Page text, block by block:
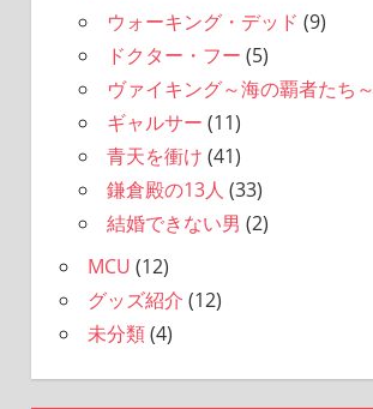
ウォーキング・デッド (9)
ドクター・フー (5)
ヴァイキング～海の覇者たち～
ギャルサー (11)
青天を衝け (41)
鎌倉殿の13人 (33)
結婚できない男 (2)
MCU (12)
グッズ紹介 (12)
未分類(4)